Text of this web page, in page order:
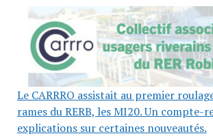
Le CARRRO assistait au premier
rames du RERB, les MI20. Un compte-
explications sur certaines nouveautés.